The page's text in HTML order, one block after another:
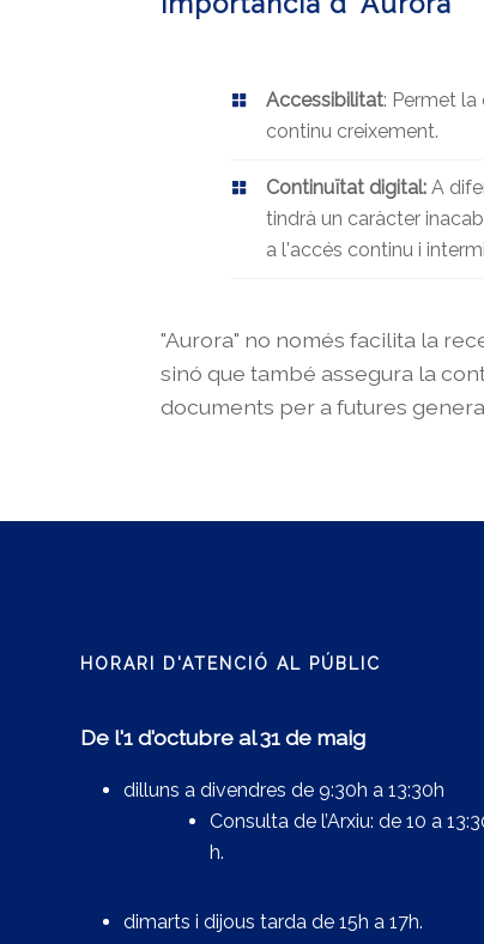
Accessibilitat: Permet
continu creixement.
Continuïtat digital: A
tindrà un caràcter
a l'accés continu i
"Aurora" no només facilita la
sinó que també assegura la
documents per a futures
HORARI D'ATENCIÓ AL PÚBLIC
De l'1 d'octubre al 31 de maig
dilluns a divendres de 9:30h a 13:30h
Consulta de l’Arxiu: de 10 a
h.
dimarts i dijous tarda de 15h a 17h.